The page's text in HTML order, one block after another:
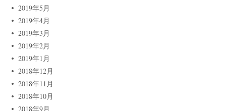
2019年5月
2019年4月
2019年3月
2019年2月
2019年1月
2018年12月
2018年11月
2018年10月
2018年9月